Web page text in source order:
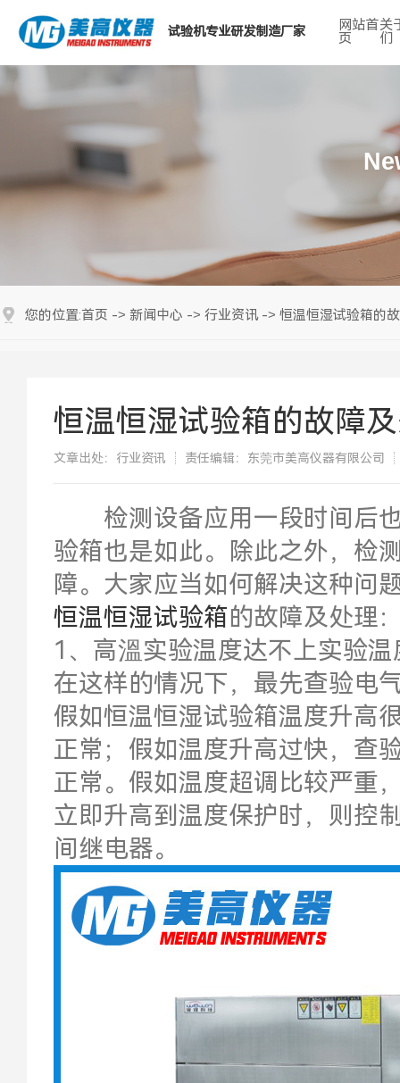
试验机专业研发制造厂家
网站首
页
关
们
您的位置:首页 -> 新闻中心 -> 行业资讯-> 恒温恒湿试验箱的
恒温恒湿试验箱的故障
文章出处：行业资讯 责任编辑：东莞市美高仪器有限公司
检测设备应用一段时间后也
验箱也是如此。除此之外，检
障。大家应当如何解决这种问
恒温恒湿试验箱的故障及处理
1、高溫实验温度达不上实验温
在这样的情况下，最先查验电
假如恒温恒湿试验箱温度升高
正常；假如温度升高过快，查
正常。假如温度超调比较严重
立即升高到温度保护时，则控
间继电器。